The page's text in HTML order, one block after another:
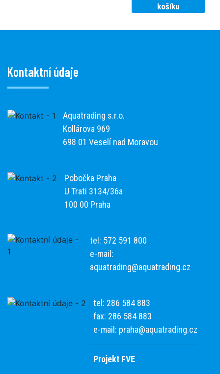
košíku
Kontaktní údaje
Aquatrading s.r.o.
Kollárova 969
698 01 Veselí nad Moravou
Pobočka Praha
U Trati 3134/36a
100 00 Praha
tel: 572 591 800
e-mail:
aquatrading@aquatrading.cz
tel: 286 584 883
fax: 286 584 883
e-mail: praha@aquatrading.cz
Projekt FVE